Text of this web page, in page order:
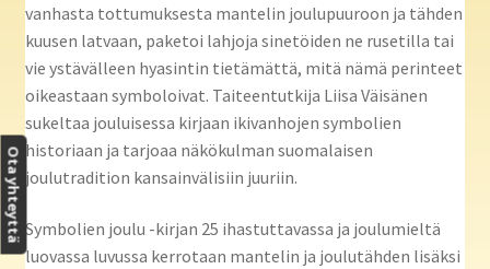
vanhasta tottumuksesta mantelin joulupuuroon ja tähden
kuusen latvaan, paketoi lahjoja sinetöiden ne rusetilla tai
vie ystävälleen hyasintin tietämättä, mitä nämä perinteet
oikeastaan symboloivat. Taiteentutkija Liisa Väisänen
sukeltaa jouluisessa kirjaan ikivanhojen symbolien
historiaan ja tarjoaa näkökulman suomalaisen
joulutradition kansainvälisiin juuriin.
Symbolien joulu -kirjan 25 ihastuttavassa ja joulumieltä
luovassa luvussa kerrotaan mantelin ja joulutähden lisäksi
Ota yhteyttä